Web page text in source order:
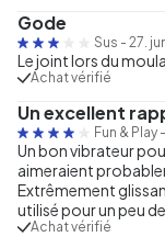
Gode
Sus - 27.
Le joint lors du
Achat vérifié
Un excellent
Fun & Play -
Un bon vibrateur
aimeraient
Extrêmement
utilisé pour un peu
Achat vérifié